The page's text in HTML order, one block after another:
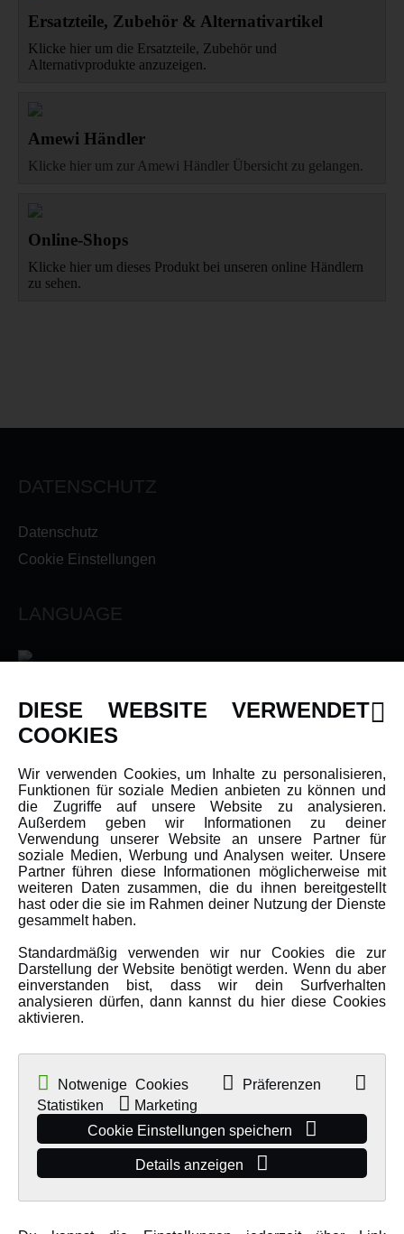
Ersatzteile, Zubehör & Alternativartikel
Klicke hier um die Ersatzteile, Zubehör und
Alternativprodukte anzuzeigen.
Amewi Händler
Klicke hier um zur Amewi Händler Übersicht zu gelangen.
Online-Shops
Klicke hier um dieses Produkt bei unseren online Händlern
zu sehen.
DATENSCHUTZ
Datenschutz
Cookie Einstellungen
LANGUAGE
INFORMATIONEN
Newsletter
Über uns
Karriere
Amewi Kataloge
MEHR VON AMEWI
AMXRacing - Qualitäts RC-Zubehör
Amewi Construction - Nutzfahrzeuge
Malinos - Die kreative Seite von Amewi
DIESE WEBSITE VERWENDET
COOKIES
Wir verwenden Cookies, um Inhalte zu personalisieren,
Funktionen für soziale Medien anbieten zu können und
die Zugriffe auf unsere Website zu analysieren.
Außerdem geben wir Informationen zu deiner
Verwendung unserer Website an unsere Partner für
soziale Medien, Werbung und Analysen weiter. Unsere
Partner führen diese Informationen möglicherweise mit
weiteren Daten zusammen, die du ihnen bereitgestellt
hast oder die sie im Rahmen deiner Nutzung der Dienste
gesammelt haben.
Standardmäßig verwenden wir nur Cookies die zur
Darstellung der Website benötigt werden. Wenn du aber
einverstanden bist, dass wir dein Surfverhalten
analysieren dürfen, dann kannst du hier diese Cookies
aktivieren.
Notwenige Cookies
Präferenzen
Statistiken
Marketing
Cookie Einstellungen speichern
Details anzeigen